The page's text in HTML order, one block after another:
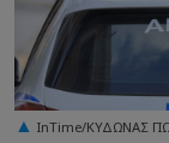
InTime/ΚΥΔΩΝΑΣ